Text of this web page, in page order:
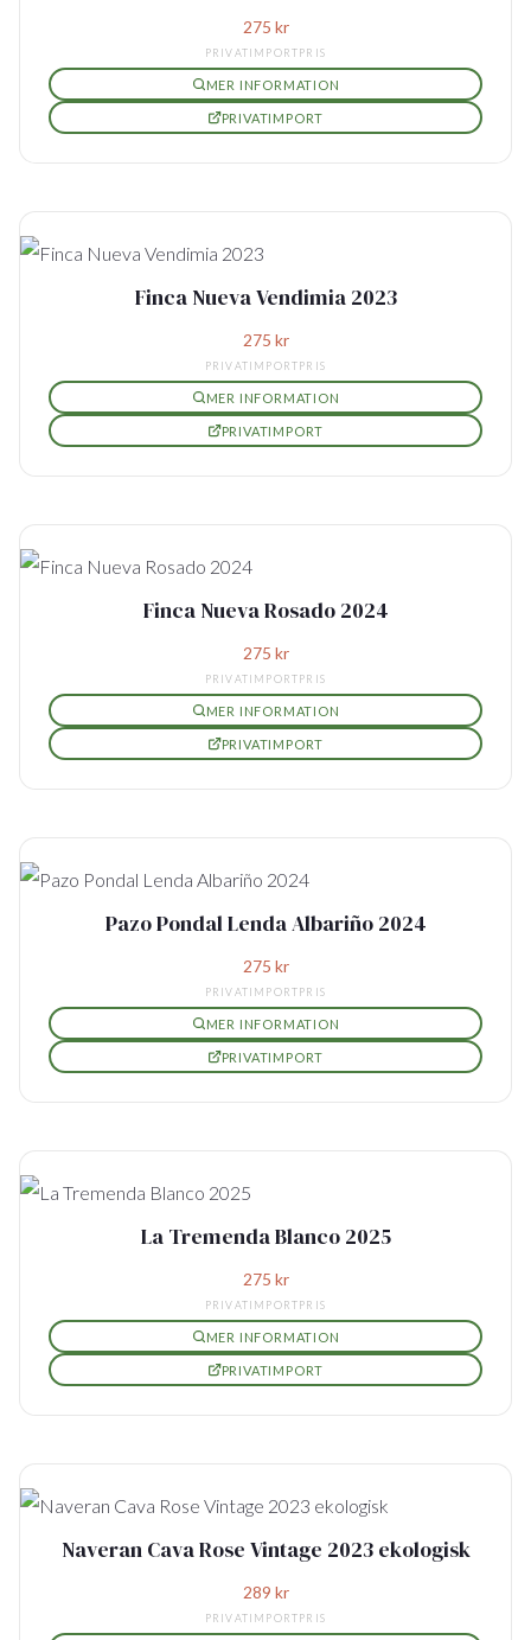
275 kr
PRIVATIMPORTPRIS
MER INFORMATION
PRIVATIMPORT
Finca Nueva Vendimia 2023
275 kr
PRIVATIMPORTPRIS
MER INFORMATION
PRIVATIMPORT
Finca Nueva Rosado 2024
275 kr
PRIVATIMPORTPRIS
MER INFORMATION
PRIVATIMPORT
Pazo Pondal Lenda Albariño 2024
275 kr
PRIVATIMPORTPRIS
MER INFORMATION
PRIVATIMPORT
La Tremenda Blanco 2025
275 kr
PRIVATIMPORTPRIS
MER INFORMATION
PRIVATIMPORT
Naveran Cava Rose Vintage 2023 ekologisk
289 kr
PRIVATIMPORTPRIS